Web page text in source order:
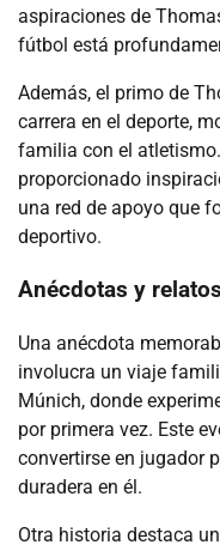
aspiraciones de
fútbol está
Además, el primo de
carrera en el deporte,
familia con el
proporcionado
una red de apoyo que
deportivo.
Anécdotas y
Una anécdota
involucra un viaje
Múnich, donde
por primera vez. Este
convertirse en jugador
duradera en él.
Otra historia destaca